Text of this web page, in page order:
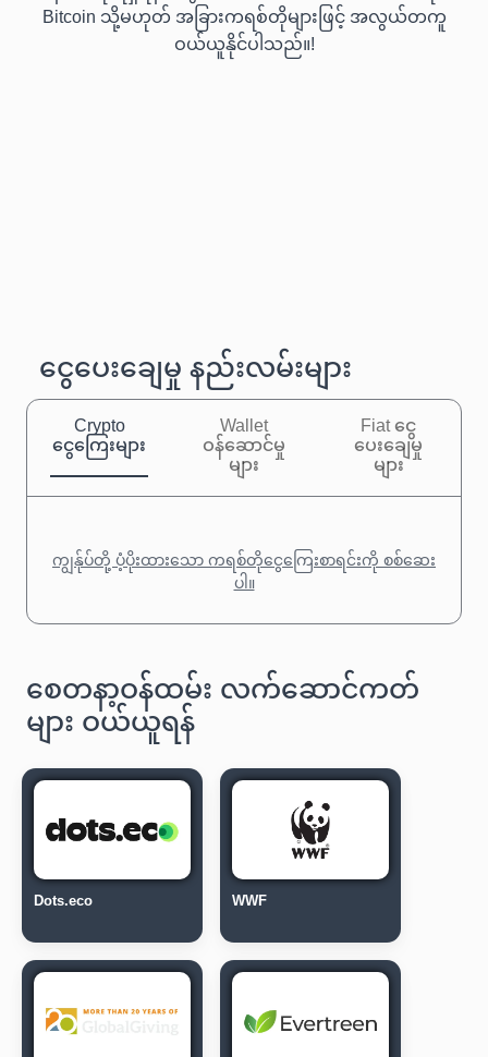
Bitcoin သို့မဟုတ် အခြားကရစ်တိုများဖြင့် အလွယ်တကူ
ဝယ်ယူနိုင်ပါသည်။!
ငွေပေးချေမှု နည်းလမ်းများ
Crypto
ငွေကြေးများ
Wallet
ဝန်ဆောင်မှု
များ
Fiat ငွေ
ပေးချေမှု
များ
ကျွန်ုပ်တို့ ပံ့ပိုးထားသော ကရစ်တိုငွေကြေးစာရင်းကို စစ်ဆေး
ပါ။
စေတနာ့ဝန်ထမ်း လက်ဆောင်ကတ်
များ ဝယ်ယူရန်
Dots.eco WWF